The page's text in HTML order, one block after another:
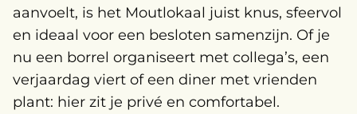
aanvoelt, is het Moutlokaal juist knus, sfeervol
en ideaal voor een besloten samenzijn. Of je
nu een borrel organiseert met collega’s, een
verjaardag viert of een diner met vrienden
plant: hier zit je privé en comfortabel.